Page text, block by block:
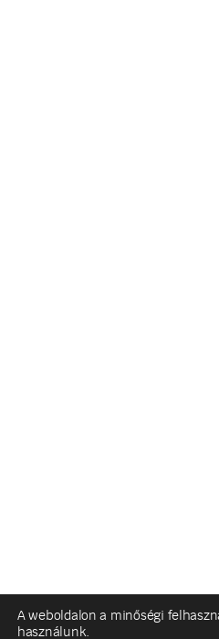
A weboldalon a minőségi
használunk.